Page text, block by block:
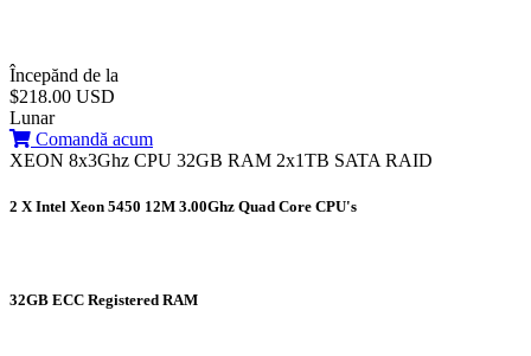
Începănd de la
$218.00 USD
Lunar
Comandă acum
XEON 8x3Ghz CPU 32GB RAM 2x1TB SATA RAID
2 X Intel Xeon 5450 12M 3.00Ghz Quad Core CPU's
32GB ECC Registered RAM